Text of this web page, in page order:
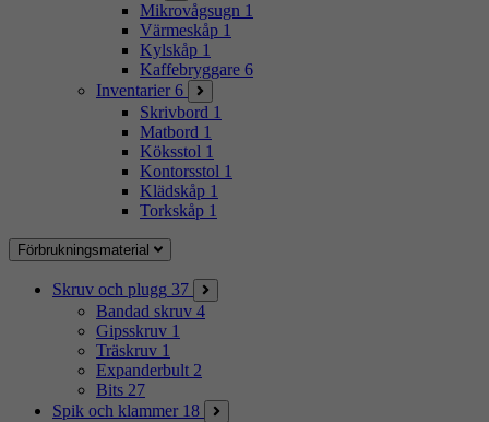
Mikrovågsugn 1
Värmeskåp 1
Kylskåp 1
Kaffebryggare 6
Inventarier 6
Skrivbord 1
Matbord 1
Köksstol 1
Kontorsstol 1
Klädskåp 1
Torkskåp 1
Förbrukningsmaterial
Skruv och plugg 37
Bandad skruv 4
Gipsskruv 1
Träskruv 1
Expanderbult 2
Bits 27
Spik och klammer 18